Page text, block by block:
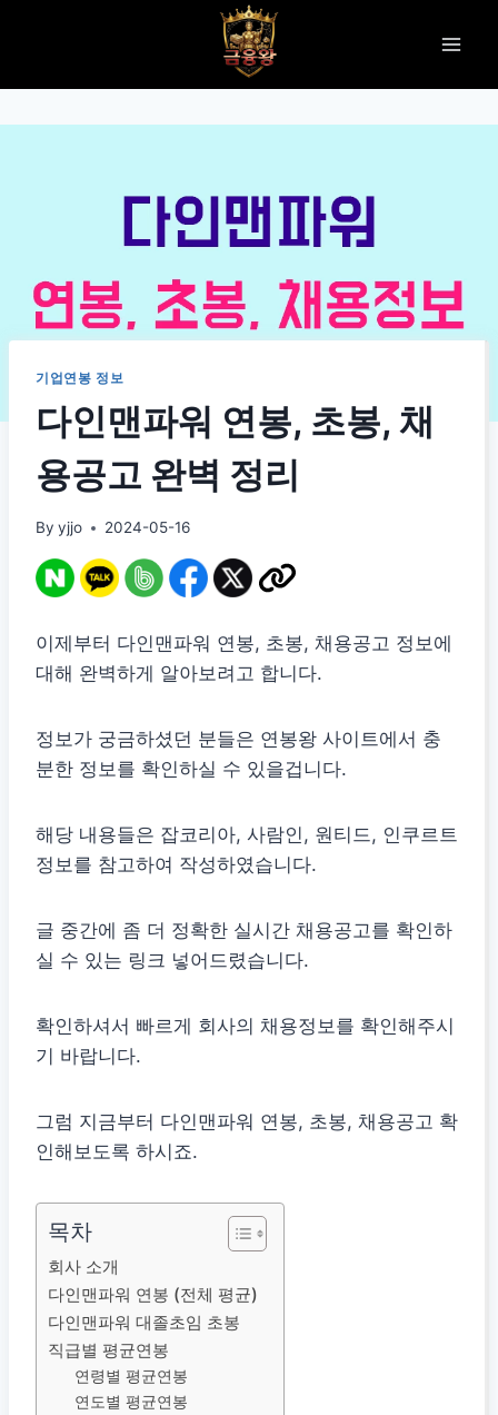
기업연봉 정보
다인맨파워 연봉, 초봉, 채
용공고 완벽 정리
By yjjo 2024-05-16
이제부터 다인맨파워 연봉, 초봉, 채용공고 정보에
대해 완벽하게 알아보려고 합니다.
정보가 궁금하셨던 분들은 연봉왕 사이트에서 충
분한 정보를 확인하실 수 있을겁니다.
해당 내용들은 잡코리아, 사람인, 원티드, 인쿠르트
정보를 참고하여 작성하였습니다.
글 중간에 좀 더 정확한 실시간 채용공고를 확인하
실 수 있는 링크 넣어드렸습니다.
확인하셔서 빠르게 회사의 채용정보를 확인해주시
기 바랍니다.
그럼 지금부터 다인맨파워 연봉, 초봉, 채용공고 확
인해보도록 하시죠.
목차
회사 소개
다인맨파워 연봉 (전체 평균)
다인맨파워 대졸초임 초봉
직급별 평균연봉
연령별 평균연봉
연도별 평균연봉